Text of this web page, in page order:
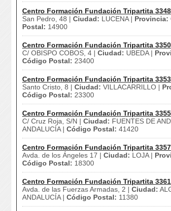
Centro Formación Fundación Tripartita 3348
San Pedro, 48 | Ciudad: LUCENA | Provincia:
Postal: 14900
Centro Formación Fundación Tripartita 3350
C/ OBISPO COBOS, 4 | Ciudad: UBEDA |
Código Postal: 23400
Centro Formación Fundación Tripartita 3353
Santo Cristo, 8 | Ciudad: VILLACARRILLO |
Código Postal: 23300
Centro Formación Fundación Tripartita 3355
C/ Cruz Roja, S/N | Ciudad: FUENTES DE
ANDALUCÍA | Código Postal: 41420
Centro Formación Fundación Tripartita 3357
Avda. de los Ángeles 17 | Ciudad: LOJA |
Código Postal: 18300
Centro Formación Fundación Tripartita 3361
Avda. de las Fuerzas Armadas, 2 | Ciudad:
ANDALUCÍA | Código Postal: 11380